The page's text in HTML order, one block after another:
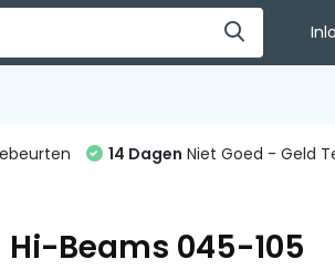
14 Dagen Niet Goed - Geld
Hi-Beams 045-105